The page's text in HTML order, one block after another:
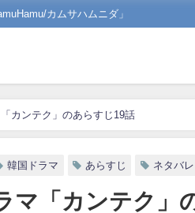
カムサハムニダ」
カンテク」のあらすじ19話
韓国ドラマ あらすじ ネタバレ
マ「カンテク」